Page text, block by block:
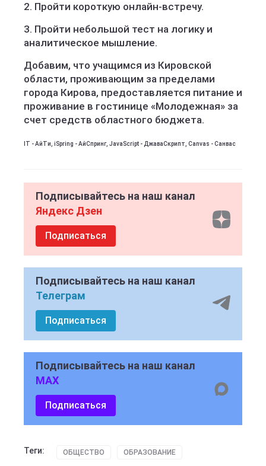
2. Пройти короткую онлайн-встречу.
3. Пройти небольшой тест на логику и
аналитическое мышление.
Добавим, что учащимся из Кировской
области, проживающим за пределами
города Кирова, предоставляется питание и
проживание в гостинице «Молодежная» за
счет средств областного бюджета.
IТ - АйТи, iSpring - АйСпринг, JavaScript - ДжаваСкрипт, Canvas - Санвас
Подписывайтесь на наш канал
Яндекс Дзен
Подписаться
Подписывайтесь на наш канал
Телеграм
Подписаться
Подписывайтесь на наш канал
MAX
Подписаться
Теги: ОБЩЕСТВО ОБРАЗОВАНИЕ